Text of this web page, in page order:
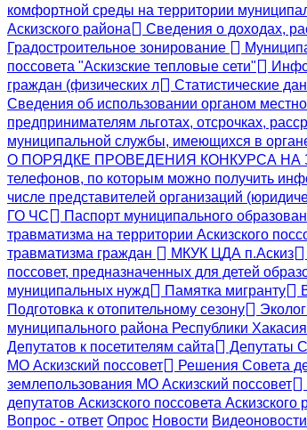
комфортной среды на территории
Аскизского района
Сведения о доходах,
Градостроительное зонирование
поссовета "Аскизские тепловые сети"
граждан (физических л
Статистические
Сведения об использовании органом
предпринимателям льготах, отсрочках,
муниципальной службы, имеющихся в
О ПОРЯДКЕ ПРОВЕДЕНИЯ КОНКУРСА
телефонов, по которым можно получить
числе представителей организаций
ГО ЧС
Паспорт муниципального
травматизма на территории Аскизского
травматизма граждан
МКУК ЦДА п.Аскиз
поссовет, предназначенных для детей
муниципальных нужд
Памятка мигранту
Подготовка к отопительному сезону
муниципального района Республики
Депутатов к посетителям сайта
Депутаты
МО Аскизский поссовет
Решения Совета
землепользования МО Аскизский поссовет
депутатов Аскизского поссовета
Вопрос - ответ Опрос Новости Видеоновости